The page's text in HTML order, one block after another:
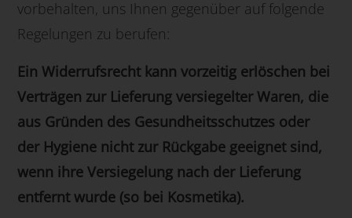
vorbehalten, uns Ihnen gegenüber auf folgende
Regelungen zu berufen:
Ein Widerrufsrecht kann vorzeitig erlöschen bei
Verträgen zur Lieferung versiegelter Waren, die
aus Gründen des Gesundheitsschutzes oder
der Hygiene nicht zur Rückgabe geeignet sind,
wenn ihre Versiegelung nach der Lieferung
entfernt wurde (so bei Kosmetika).